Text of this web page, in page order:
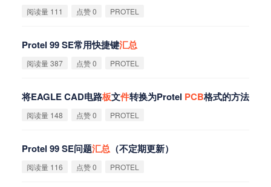
阅读量 111 点赞 0 PROTEL
Protel 99 SE常用快捷键汇总
阅读量 387 点赞 0 PROTEL
将EAGLE CAD电路板文件转换为Protel PCB格式的方法
阅读量 148 点赞 0 PROTEL
Protel 99 SE问题汇总 （不定期更新）
阅读量 116 点赞 0 PROTEL